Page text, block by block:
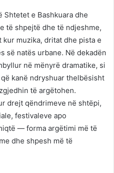
Shtetet e Bashkuara dhe
të shpejtë dhe të ndjeshme,
muzika, dritat dhe pista e
së natës urbane. Në dekadën
në mënyrë dramatike, si
kanë ndryshuar thelbësisht
të argëtohen.
drejt qëndrimeve në shtëpi,
festivaleve apo
— forma argëtimi më të
dhe shpesh më të